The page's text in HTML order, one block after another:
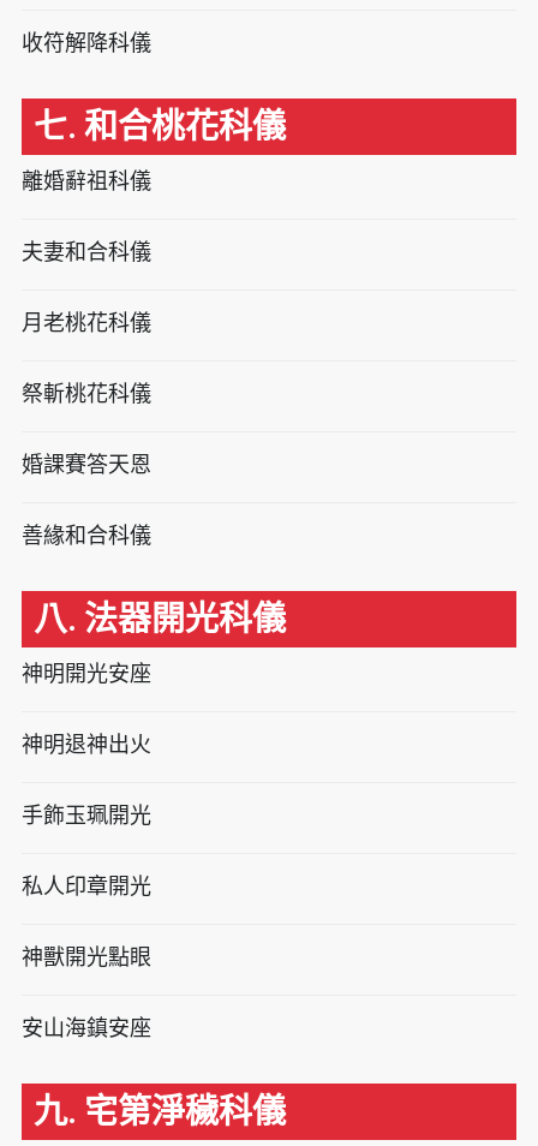
收符解降科儀
七. 和合桃花科儀
離婚辭祖科儀
夫妻和合科儀
月老桃花科儀
祭斬桃花科儀
婚課賽答天恩
善緣和合科儀
八. 法器開光科儀
神明開光安座
神明退神出火
手飾玉珮開光
私人印章開光
神獸開光點眼
安山海鎮安座
九. 宅第淨穢科儀